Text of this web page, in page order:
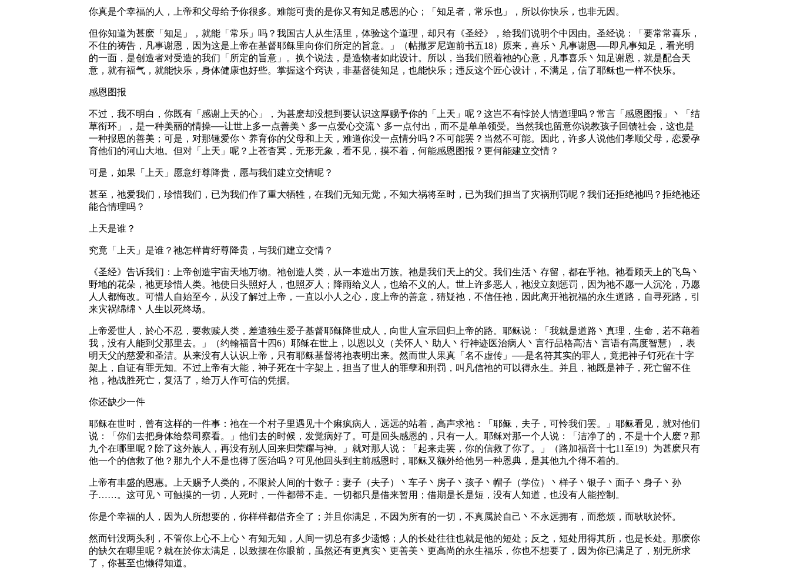
你真是个幸福的人，上帝和父母给予你很多。难能可贵的是你又有知足感恩的心；「知足者，常乐也」，所以你快乐，也非无因。
但你知道为甚麽「知足」，就能「常乐」吗？我国古人从生活里，体验这个道理，却只有《圣经》，给我们说明个中因由。圣经说：「要常常喜乐，
不住的祷告，凡事谢恩，因为这是上帝在基督耶稣里向你们所定的旨意。」（帖撒罗尼迦前书五18）原来，喜乐丶凡事谢恩──即凡事知足，看光明
的一面，是创造者对受造的我们「所定的旨意」。换个说法，是造物者如此设计。所以，当我们照着祂的心意，凡事喜乐丶知足谢恩，就是配合天
意，就有福气，就能快乐，身体健康也好些。掌握这个窍诀，非基督徒知足，也能快乐；违反这个匠心设计，不满足，信了耶稣也一样不快乐。
感恩图报
不过，我不明白，你既有「感谢上天的心」，为甚麽却没想到要认识这厚赐予你的「上天」呢？这岂不有悖於人情道理吗？常言「感恩图报」丶「结
草衔环」，是一种美丽的情操──让世上多一点善美丶多一点爱心交流丶多一点付出，而不是单单领受。当然我也留意你说教孩子回馈社会，这也是
一种报恩的善美；可是，对那锺爱你丶养育你的父母和上天，难道你没一点情分吗？不可能罢？当然不可能。因此，许多人说他们孝顺父母，恋爱孕
育他们的河山大地。但对「上天」呢？上苍杳冥，无形无象，看不见，摸不着，何能感恩图报？更何能建立交情？
可是，如果「上天」愿意纡尊降贵，愿与我们建立交情呢？
甚至，祂爱我们，珍惜我们，已为我们作了重大牺牲，在我们无知无觉，不知大祸将至时，已为我们担当了灾祸刑罚呢？我们还拒绝祂吗？拒绝祂还
能合情理吗？
上天是谁？
究竟「上天」是谁？祂怎样肯纡尊降贵，与我们建立交情？
《圣经》告诉我们：上帝创造宇宙天地万物。祂创造人类，从一本造出万族。祂是我们天上的父。我们生活丶存留，都在乎祂。祂看顾天上的飞鸟丶
野地的花朵，祂更珍惜人类。祂使日头照好人，也照歹人；降雨给义人，也给不义的人。世上许多恶人，祂没立刻惩罚，因为祂不愿一人沉沦，乃愿
人人都悔改。可惜人自始至今，从没了解过上帝，一直以小人之心，度上帝的善意，猜疑祂，不信任祂，因此离开祂祝福的永生道路，自寻死路，引
来灾祸绵绵丶人生以死终场。
上帝爱世人，於心不忍，要救赎人类，差遣独生爱子基督耶稣降世成人，向世人宣示回归上帝的路。耶稣说：「我就是道路丶真理，生命，若不藉着
我，没有人能到父那里去。」（约翰福音十四6）耶稣在世上，以恩以义（关怀人丶助人丶行神迹医治病人丶言行品格高洁丶言语有高度智慧），表
明天父的慈爱和圣洁。从来没有人认识上帝，只有耶稣基督将祂表明出来。然而世人果真「名不虚传」──是名符其实的罪人，竟把神子钉死在十字
架上，自证有罪无知。不过上帝有大能，神子死在十字架上，担当了世人的罪孽和刑罚，叫凡信祂的可以得永生。并且，祂既是神子，死亡留不住
祂，祂战胜死亡，复活了，给万人作可信的凭据。
你还缺少一件
耶稣在世时，曾有这样的一件事：祂在一个村子里遇见十个痳疯病人，远远的站着，高声求祂：「耶稣，夫子，可怜我们罢。」耶稣看见，就对他们
说：「你们去把身体给祭司察看。」他们去的时候，发觉病好了。可是回头感恩的，只有一人。耶稣对那一个人说：「洁净了的，不是十个人麽？那
九个在哪里呢？除了这外族人，再没有别人回来归荣耀与神。」就对那人说：「起来走罢，你的信救了你了。」（路加福音十七11至19）为甚麽只有
他一个的信救了他？那九个人不是也得了医治吗？可见他回头到主前感恩时，耶稣又额外给他另一种恩典，是其他九个得不着的。
上帝有丰盛的恩惠。上天赐予人类的，不限於人间的十数子：妻子（夫子）丶车子丶房子丶孩子丶帽子（学位）丶样子丶银子丶面子丶身子丶孙
子……。这可见丶可触摸的一切，人死时，一件都带不走。一切都只是借来暂用；借期是长是短，没有人知道，也没有人能控制。
你是个幸福的人，因为人所想要的，你样样都借齐全了；并且你满足，不因为所有的一切，不真属於自己丶不永远拥有，而愁烦，而耿耿於怀。
然而针没两头利，不管你上心不上心丶有知无知，人间一切总有多少遗憾；人的长处往往也就是他的短处；反之，短处用得其所，也是长处。那麽你
的缺欠在哪里呢？就在於你太满足，以致摆在你眼前，虽然还有更真实丶更善美丶更高尚的永生福乐，你也不想要了，因为你已满足了，别无所求
了，你甚至也懒得知道。